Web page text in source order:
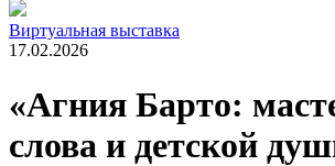
Виртуальная выставка
17.02.2026
«Агния Барто:
слова и детской